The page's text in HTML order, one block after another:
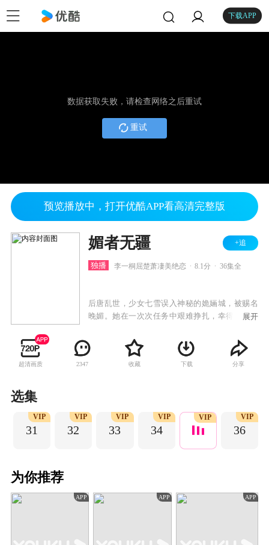
下载APP
数据获取失败，请检查网络之后重试
重试
预览播放中，打开优酷APP看高清完整版
媚者无疆 +追
独播 李一桐屈楚萧凄美绝恋 8.1分 36集全
后唐乱世，少女七雪误入神秘的姽婳城，被赐名
晚媚。她在一次次任务中艰难挣扎，幸得身世成
晚媚涅槃重生，成为新任城主，而这一切尽在公
子的算计之中……
展开
超清画质 2347 收藏 下载 分享
选集
31
VIP
32
VIP
33
VIP
34
VIP VIP
36
VIP
为你推荐
APP APP APP